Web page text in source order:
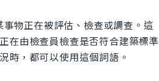
物正在被評估、檢查或調查。這
在由檢查員檢查是否符合建築標準
時，都可以使用這個詞語。